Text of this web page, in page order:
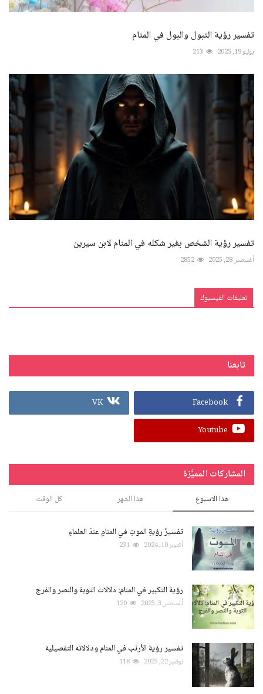
تفسير رؤية التبول والبول في المنام
يوليو 19, 2025 213
تفسير رؤية الشخص بغير شكله في المنام لابن سيرين
أغسطس 28, 2025 2852
تعليقات الفيسبوك
تابعنا
Facebook
VK
Youtube
المشاركات المميَّزة
هذا الاسبوع هذا الشهر كل الوقت
تفسيرُ رؤيةِ الموتِ في المنامِ عندَ العلماءِ
أكتوبر 10, 2024 231
رؤية التكبير في المنام: دلالات التوبة والنصر والفرج
أغسطس 3, 2025 120
تفسير رؤية الأرنب في المنام ودلالاته التفصيلية
نوفمبر 22, 2025 118